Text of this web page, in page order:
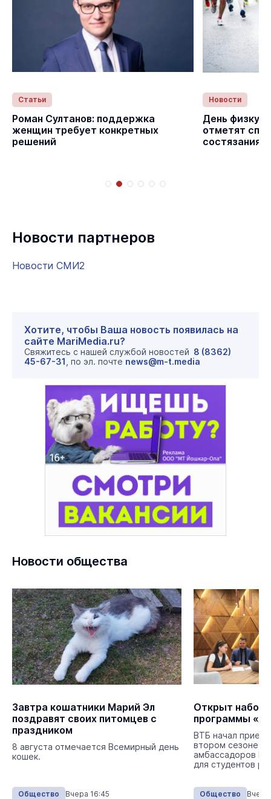
Статьи
Роман Султанов: поддержка
женщин требует конкретных
решений
Новости
День
отметят
Новости партнеров
Новости СМИ2
Хотите, чтобы Ваша новость появилась на
сайте MariMedia.ru?
Свяжитесь с нашей службой новостей 8 (8362)
45-67-31 , по эл. почте news@m-t.media
Новости общества
Завтра кошатники Марий Эл
поздравят своих питомцев с
праздником
8 августа отмечается Всемирный день
кошек.
Общество Вчера 16:45
Открыт набор
программы
ВТБ начал прием
втором сезоне
амбассадоров
для студентов
Общество